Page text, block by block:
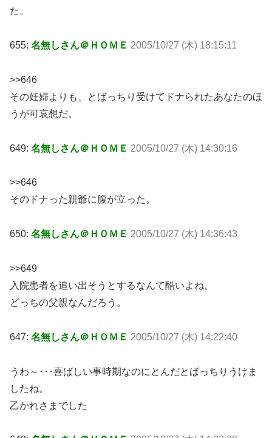
た。
655: 名無しさん＠ＨＯＭＥ 2005/10/27 (木) 18:15:11
>>646
その妊婦よりも、とばっちり受けてドナられたあなたのほ
うが可哀想だ。
649: 名無しさん＠ＨＯＭＥ 2005/10/27 (木) 14:30:16
>>646
そのドナった親爺に腹が立った。
650: 名無しさん＠ＨＯＭＥ 2005/10/27 (木) 14:36:43
>>649
入院患者を追い出そうとするなんて酷いよね。
どっちの父親なんだろう。
647: 名無しさん＠ＨＯＭＥ 2005/10/27 (木) 14:22:40
うわ～･･･喜ばしい事時期なのにとんだとばっちりうけま
したね。
乙かれさまでした